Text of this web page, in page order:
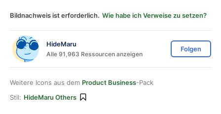
Bildnachweis ist erforderlich. Wie habe ich Verweise zu setzen?
HideMaru
Alle 91,963 Ressourcen anzeigen
Folgen
Weitere Icons aus dem Product Business-Pack
Stil: HideMaru Others